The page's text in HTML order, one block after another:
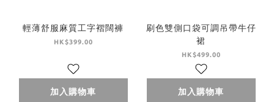
輕薄舒服麻質工字褶闊褲
HK$399.00
加入購物車
刷色雙側口袋可調吊帶牛仔
裙
HK$499.00
加入購物車